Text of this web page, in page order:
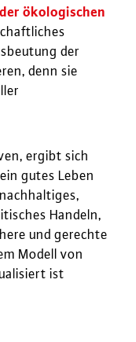
ökologischen
der
denn sie
ergibt sich
gutes Leben
Handeln,
und gerechte
Modell von
ist